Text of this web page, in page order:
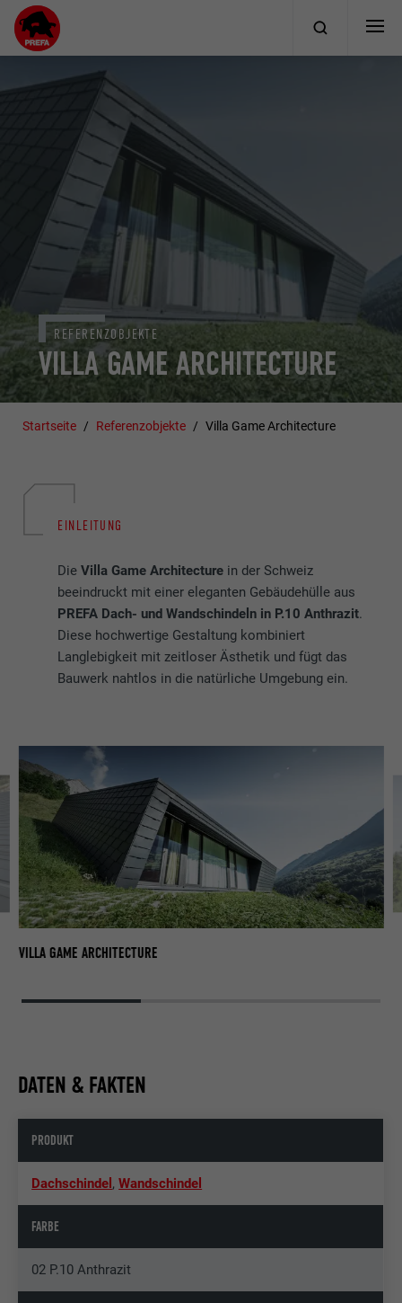
VILLA GAME ARCHITECTURE
REFERENZOBJEKTE
Startseite Referenzobjekte Villa Game Architecture
EINLEITUNG
DieVilla Game Architecture in der Schweiz
beeindruckt mit einer eleganten Gebäudehülle aus
PREFA Dach- und Wandschindeln in P.10 Anthrazit.
Diese hochwertige Gestaltung kombiniert
Langlebigkeit mit zeitloser Ästhetik und fügt das
Bauwerk nahtlos in die natürliche Umgebung ein.
VILLA GAME ARCHITECTURE
DATEN & FAKTEN
PRODUKT
Dachschindel ,Wandschindel
FARBE
02 P.10 Anthrazit